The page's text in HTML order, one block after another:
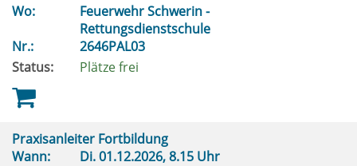
Wo:
Feuerwehr Schwerin -
Rettungsdienstschule
Nr.:
2646PAL03
Status:
Plätze frei
Praxisanleiter Fortbildung
Wann:
Di.01.12.2026, 8.15 Uhr